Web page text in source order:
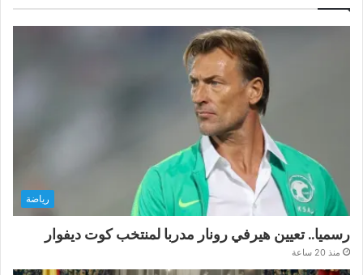
رياضة
رسميا.. تعيين هيرفي رونار مدربا لمنتخب كوت ديفوار
منذ 20 ساعة